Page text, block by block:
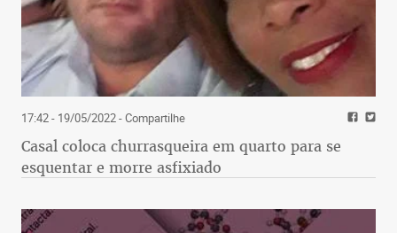
17:42 - 19/05/2022- Compartilhe
Casal coloca churrasqueira em quarto para se
esquentar e morre asfixiado